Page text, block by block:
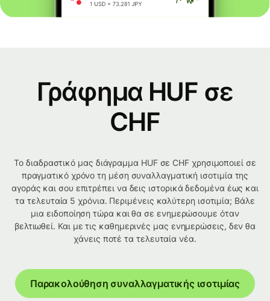
Γράφημα HUF σε
CHF
Το διαδραστικό μας διάγραμμα HUF σε CHF χρησιμοποιεί σε
πραγματικό χρόνο τη μέση συναλλαγματική ισοτιμία της
αγοράς και σου επιτρέπει να δεις ιστορικά δεδομένα έως και
τα τελευταία 5 χρόνια. Περιμένεις καλύτερη ισοτιμία; Βάλε
μια ειδοποίηση τώρα και θα σε ενημερώσουμε όταν
βελτιωθεί. Και με τις καθημερινές μας ενημερώσεις, δεν θα
χάνεις ποτέ τα τελευταία νέα.
Παρακολούθηση συναλλαγματικής ισοτιμίας